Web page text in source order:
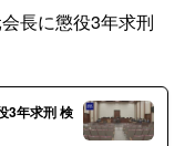
長に懲役3年求刑
3年求刑 検